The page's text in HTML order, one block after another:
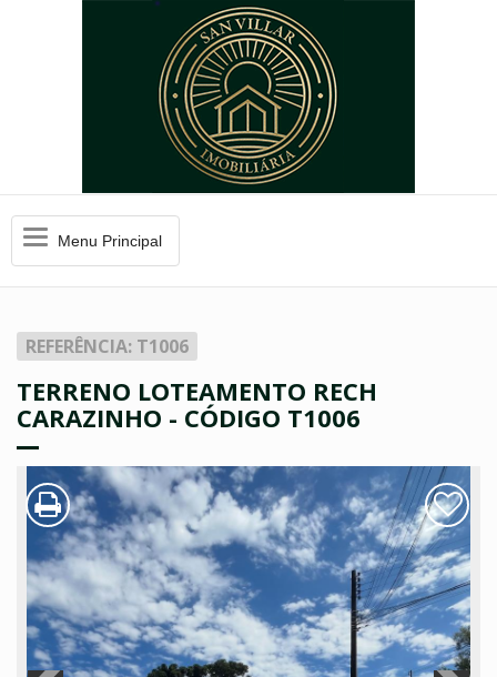
MenuMenu Principal
REFERÊNCIA: T1006
TERRENO LOTEAMENTO RECH
CARAZINHO - CÓDIGO T1006